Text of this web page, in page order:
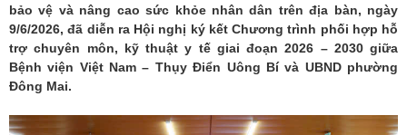
bảo vệ và nâng cao sức khỏe nhân dân trên địa bàn, ngày
9/6/2026, đã diễn ra Hội nghị ký kết Chương trình phối hợp hỗ
trợ chuyên môn, kỹ thuật y tế giai đoạn 2026 – 2030 giữa
Bệnh viện Việt Nam – Thụy Điển Uông Bí và UBND phường
Đông Mai.